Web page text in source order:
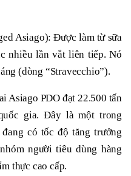
Asiago): Được làm từ sữa
nhiều lần vắt liên tiếp. Nó
(dòng “Stravecchio”).
Asiago PDO đạt 22.500 tấn
gia. Đây là một trong
có tốc độ tăng trưởng
người tiêu dùng hàng
thực cao cấp.